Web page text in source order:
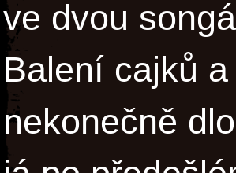
ve dvou
Balení cajků
nekonečně